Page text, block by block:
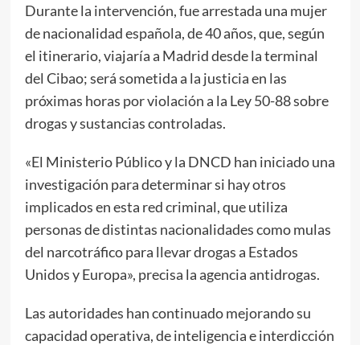
Durante la intervención, fue arrestada una mujer
de nacionalidad española, de 40 años, que, según
el itinerario, viajaría a Madrid desde la terminal
del Cibao; será sometida a la justicia en las
próximas horas por violación a la Ley 50-88 sobre
drogas y sustancias controladas.
«El Ministerio Público y la DNCD han iniciado una
investigación para determinar si hay otros
implicados en esta red criminal, que utiliza
personas de distintas nacionalidades como mulas
del narcotráfico para llevar drogas a Estados
Unidos y Europa», precisa la agencia antidrogas.
Las autoridades han continuado mejorando su
capacidad operativa, de inteligencia e interdicción